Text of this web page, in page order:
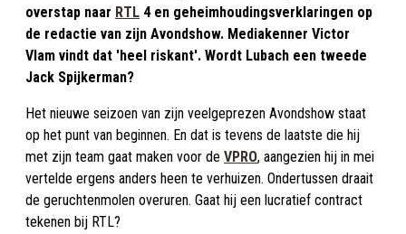
overstap naar RTL 4 en geheimhoudingsverklaringen op
de redactie van zijn Avondshow. Mediakenner Victor
Vlam vindt dat 'heel riskant'. Wordt Lubach een tweede
Jack Spijkerman?
Het nieuwe seizoen van zijn veelgeprezen Avondshow staat
op het punt van beginnen. En dat is tevens de laatste die hij
met zijn team gaat maken voor de VPRO, aangezien hij in mei
vertelde ergens anders heen te verhuizen. Ondertussen draait
de geruchtenmolen overuren. Gaat hij een lucratief contract
tekenen bij RTL?